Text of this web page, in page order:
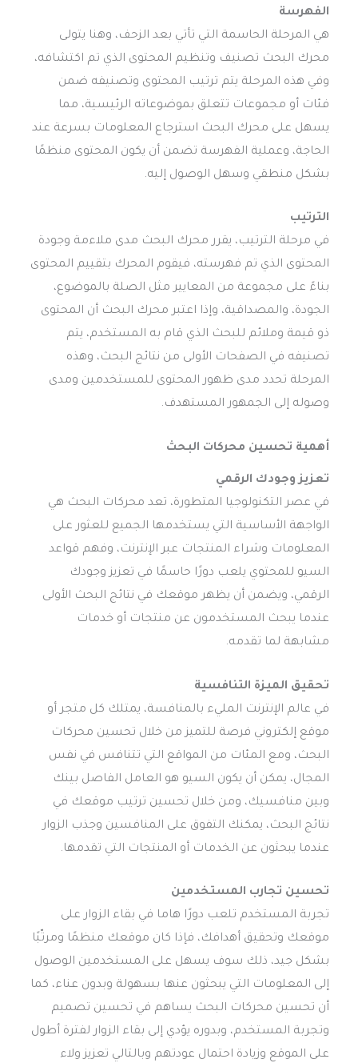
الفهرسة
هي المرحلة الحاسمة التي تأتي بعد الزحف، وهنا يتولى
محرك البحث تصنيف وتنظيم المحتوى الذي تم اكتشافه،
وفي هذه المرحلة يتم ترتيب المحتوى وتصنيفه ضمن
فئات أو مجموعات تتعلق بموضوعاته الرئيسية، مما
يسهل على محرك البحث استرجاع المعلومات بسرعة عند
الحاجة، وعملية الفهرسة تضمن أن يكون المحتوى منظمًا
بشكل منطقي وسهل الوصول إليه.
الترتيب
في مرحلة الترتيب، يقرر محرك البحث مدى ملاءمة وجودة
المحتوى الذي تم فهرسته، فيقوم المحرك بتقييم المحتوى
بناءً على مجموعة من المعايير مثل الصلة بالموضوع،
الجودة، والمصداقية، وإذا اعتبر محرك البحث أن المحتوى
ذو قيمة وملائم للبحث الذي قام به المستخدم، يتم
تصنيفه في الصفحات الأولى من نتائج البحث، وهذه
المرحلة تحدد مدى ظهور المحتوى للمستخدمين ومدى
وصوله إلى الجمهور المستهدف.
أهمية تحسين محركات البحث
تعزيز وجودك الرقمي
في عصر التكنولوجيا المتطورة، تعد محركات البحث هي
الواجهة الأساسية التي يستخدمها الجميع للعثور على
المعلومات وشراء المنتجات عبر الإنترنت، وفهم قواعد
السيو للمحتوي يلعب دورًا حاسمًا في تعزيز وجودك
الرقمي، ويضمن أن يظهر موقعك في نتائج البحث الأولى
عندما يبحث المستخدمون عن منتجات أو خدمات
مشابهة لما تقدمه.
تحقيق الميزة التنافسية
في عالم الإنترنت المليء بالمنافسة، يمتلك كل متجر أو
موقع إلكتروني فرصة للتميز من خلال تحسين محركات
البحث، ومع المئات من المواقع التي تتنافس في نفس
المجال، يمكن أن يكون السيو هو العامل الفاصل بينك
وبين منافسيك، ومن خلال تحسين ترتيب موقعك في
نتائج البحث، يمكنك التفوق على المنافسين وجذب الزوار
عندما يبحثون عن الخدمات أو المنتجات التي تقدمها.
تحسين تجارب المستخدمين
تجربة المستخدم تلعب دورًا هاما في بقاء الزوار على
موقعك وتحقيق أهدافك، فإذا كان موقعك منظمًا ومرتّبًا
بشكل جيد، ذلك سوف يسهل على المستخدمين الوصول
إلى المعلومات التي يبحثون عنها بسهولة وبدون عناء، كما
أن تحسين محركات البحث يساهم في تحسين تصميم
وتجربة المستخدم، وبدوره يؤدي إلى بقاء الزوار لفترة أطول
على الموقع وزيادة احتمال عودتهم وبالتالي تعزيز ولاء